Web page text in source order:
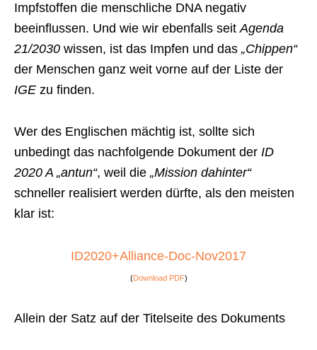
Impfstoffen die menschliche DNA negativ
beeinflussen. Und wie wir ebenfalls seitAgenda
21/2030 wissen, ist das Impfen und das „Chippen“
der Menschen ganz weit vorne auf der Liste der
IGE zu finden.
Wer des Englischen mächtig ist, sollte sich
unbedingt das nachfolgende Dokument der ID
2020 A „antun“, weil die „Mission dahinter“
schneller realisiert werden dürfte, als den meisten
klar ist:
ID2020+Alliance-Doc-Nov2017
(Download PDF)
Allein der Satz auf der Titelseite des Dokuments